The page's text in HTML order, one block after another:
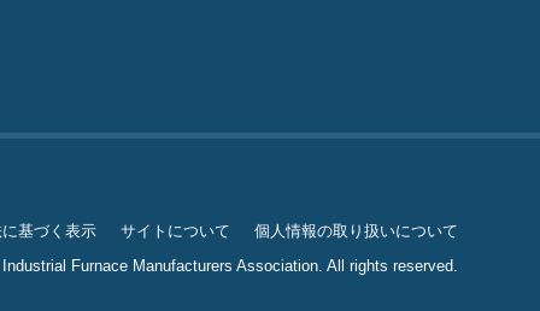
基づく表示 サイトについて
個人情報の取り扱いについて
Furnace Manufacturers Association. All rights reserved.